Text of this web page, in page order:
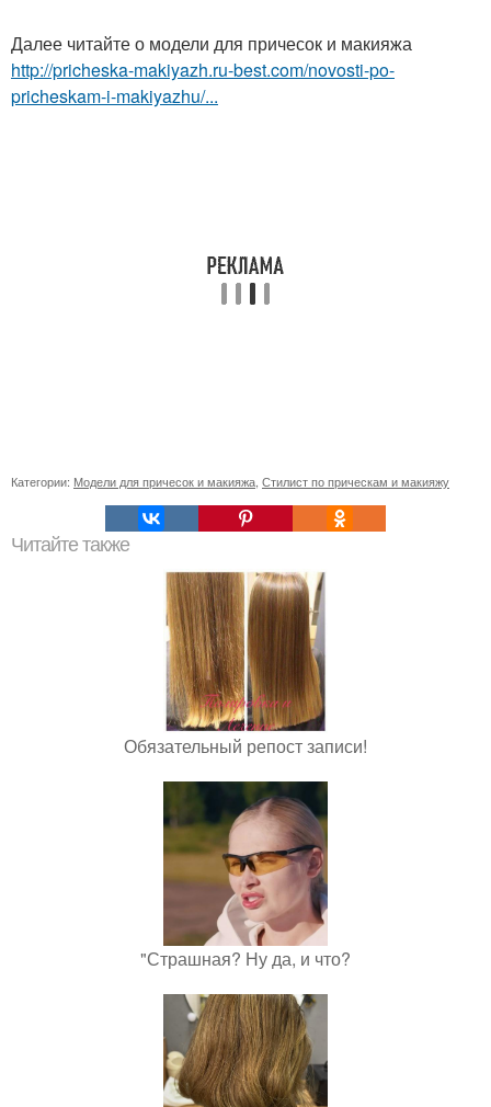
Далее читайте о модели для причесок и макияжа
http://pricheska-makiyazh.ru-best.com/novosti-po-
pricheskam-i-makiyazhu/...
Категории: Модели для причесок и макияжа Стилист по прическам и макияжу
Читайте также
Обязательный репост записи!
"Страшная? Ну да, и что?